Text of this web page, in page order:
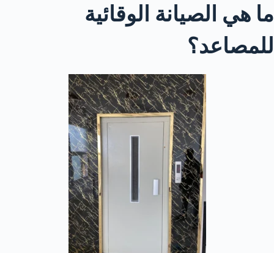
ما هي الصيانة الوقائية
للمصاعد؟